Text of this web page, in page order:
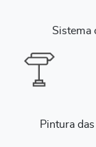
Sistema
Pintura